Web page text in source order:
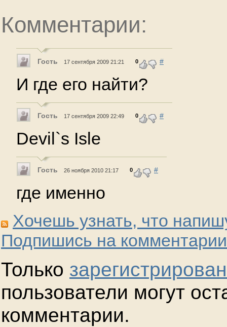
Комментарии:
Гость 17 сентября 2009 21:21 0 #
И где его найти?
Гость 17 сентября 2009 22:49 0 #
Devil`s Isle
Гость 26 ноября 2010 21:17 0 #
где именно
Хочешь узнать, что
Подпишись на
Только
пользователи могут
комментарии.